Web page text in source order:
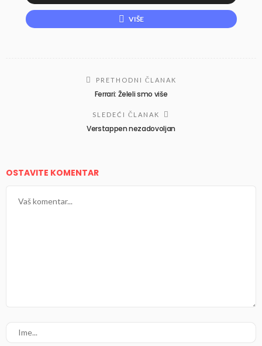
VIŠE
PRETHODNI ČLANAK
Ferrari: Želeli smo više
SLEDEĆI ČLANAK
Verstappen nezadovoljan
OSTAVITE KOMENTAR